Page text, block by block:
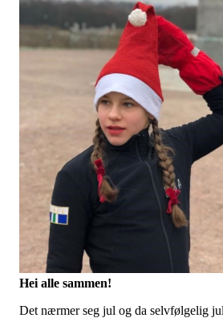
Hei alle sammen!
Det nærmer seg jul og da selvfølgelig